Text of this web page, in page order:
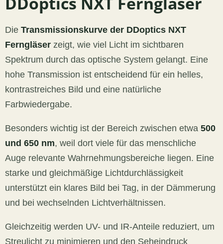
Die Transmissionskurve der DDoptics NXT
Ferngläser zeigt, wie viel Licht im sichtbaren
Spektrum durch das optische System gelangt. Eine
hohe Transmission ist entscheidend für ein helles,
kontrastreiches Bild und eine natürliche
Farbwiedergabe.
Besonders wichtig ist der Bereich zwischen etwa 500
und 650 nm, weil dort viele für das menschliche
Auge relevante Wahrnehmungsbereiche liegen. Eine
starke und gleichmäßige Lichtdurchlässigkeit
unterstützt ein klares Bild bei Tag, in der Dämmerung
und bei wechselnden Lichtverhältnissen.
Gleichzeitig werden UV- und IR-Anteile reduziert, um
Streulicht zu minimieren und den Seheindruck